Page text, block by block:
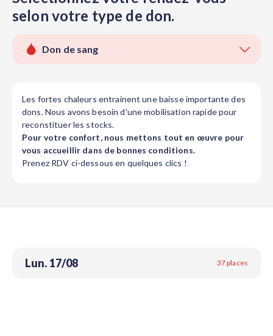
selon votre type de don.
Don de sang
Les fortes chaleurs entrainent une baisse importante des
dons. Nous avons besoin d'une mobilisation rapide pour
reconstituer les stocks.
Pour votre confort, nous mettons tout en œuvre pour
vous accueillir dans de bonnes conditions.
Prenez RDV ci-dessous en quelques clics !
Lun. 17/08 37 places